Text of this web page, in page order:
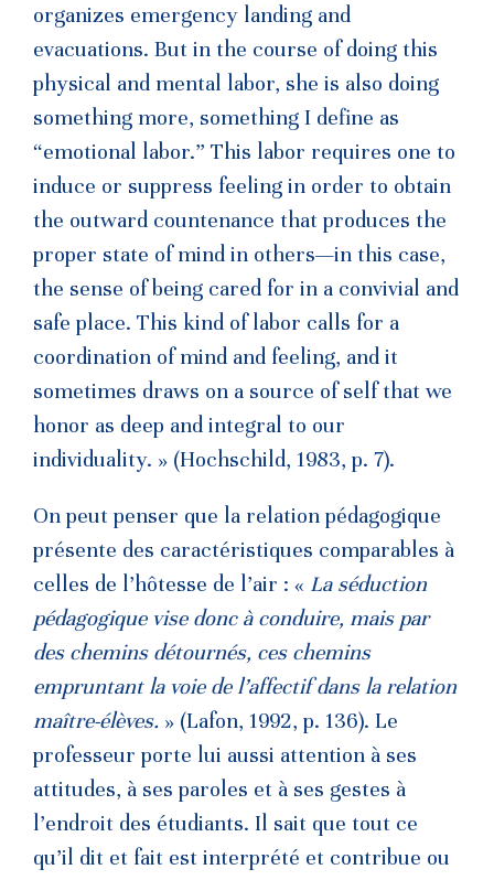
organizes emergency landing and
evacuations. But in the course of doing this
physical and mental labor, she is also doing
something more, something I define as
“emotional labor.” This labor requires one to
induce or suppress feeling in order to obtain
the outward countenance that produces the
proper state of mind in others—in this case,
the sense of being cared for in a convivial and
safe place. This kind of labor calls for a
coordination of mind and feeling, and it
sometimes draws on a source of self that we
honor as deep and integral to our
individuality. » (Hochschild, 1983, p. 7).
On peut penser que la relation pédagogique
présente des caractéristiques comparables à
celles de l’hôtesse de l’air : « La séduction
pédagogique vise donc à conduire, mais par
des chemins détournés, ces chemins
empruntant la voie de l’affectif dans la relation
maître-élèves. » (Lafon, 1992, p. 136). Le
professeur porte lui aussi attention à ses
attitudes, à ses paroles et à ses gestes à
l’endroit des étudiants. Il sait que tout ce
qu’il dit et fait est interprété et contribue ou